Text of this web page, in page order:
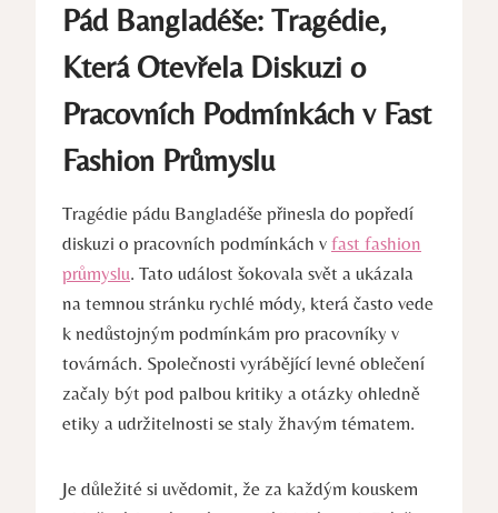
Pád Bangladéše: Tragédie,
Která Otevřela Diskuzi o
Pracovních Podmínkách v Fast
Fashion Průmyslu
Tragédie pádu Bangladéše přinesla do popředí
diskuzi o pracovních podmínkách v fast fashion
průmyslu. Tato událost šokovala svět a ukázala
na temnou stránku rychlé módy, která často vede
k nedůstojným podmínkám pro pracovníky v
továrnách. Společnosti vyrábějící levné oblečení
začaly být pod palbou kritiky a otázky ohledně
etiky a udržitelnosti se staly žhavým tématem.
Je důležité si uvědomit, že za každým kouskem